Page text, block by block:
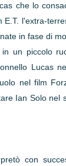
che lo
l'extra-
in fase di
un piccolo
Lucas
nel film
Ian Solo nel
con